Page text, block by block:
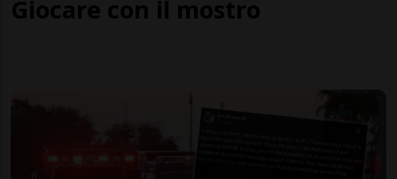
Giocare con il mostro